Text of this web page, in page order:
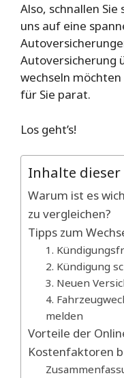
Also, schnallen
uns auf eine
Autoversicherung
wechseln
für Sie parat.
Los geht’s!
Inhalte dieser
Warum ist es
zu vergleichen?
Tipps zum
1.
2. Kündigung
3. Neuen
4.
melden
Vorteile der
Kostenfaktoren